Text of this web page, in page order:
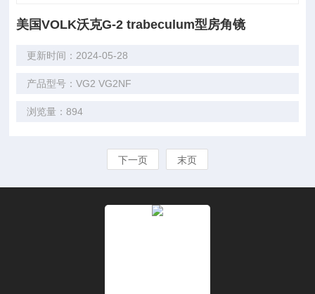
美国VOLK沃克G-2 trabeculum型房角镜
更新时间：2024-05-28
产品型号：VG2 VG2NF
浏览量：894
下一页 末页